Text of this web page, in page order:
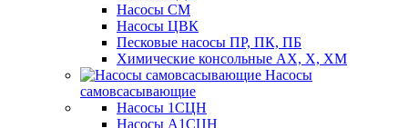
Насосы СМ
Насосы ЦВК
Песковые насосы ПР, ПК, ПБ
Химические консольные АХ, Х, ХМ
Насосы
самовсасывающие
Насосы 1СЦН
Насосы А1СЦН